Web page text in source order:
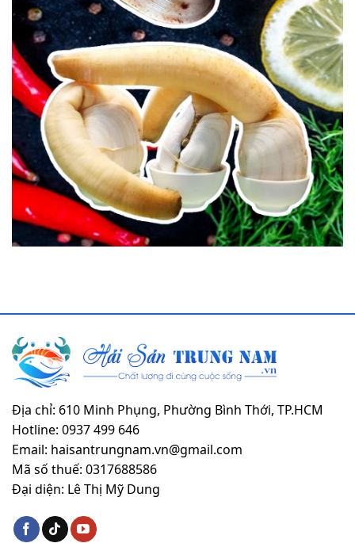
Địa chỉ: 610 Minh Phụng, Phường Bình Thới, TP.HCM
Hotline: 0937 499 646
Email: haisantrungnam.vn@gmail.com
Mã số thuế: 0317688586
Đại diện: Lê Thị Mỹ Dung